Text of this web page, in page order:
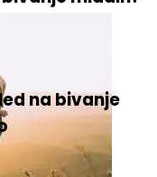
mladih?
na bivanje